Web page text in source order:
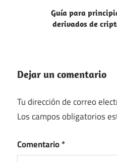
Guía para
derivados de
Dejar un comentario
Tu dirección de correo
Los campos obligatorios
Comentario*